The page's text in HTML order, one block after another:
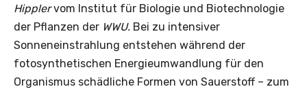
Hipplervom Institut für Biologie und Biotechnologie
der Pflanzen der WWU. Bei zu intensiver
Sonneneinstrahlung entstehen während der
fotosynthetischen Energieumwandlung für den
Organismus schädliche Formen von Sauerstoff – zum